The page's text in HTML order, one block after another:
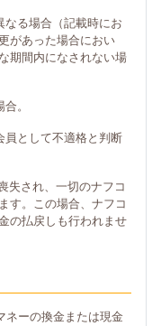
なる場合（記載時にお
があった場合におい
期間内になされない場
。
員として不適格と判断
失され、一切のナフコ
す。この場合、ナフコ
の払戻しも行われませ
ネーの換金または現金